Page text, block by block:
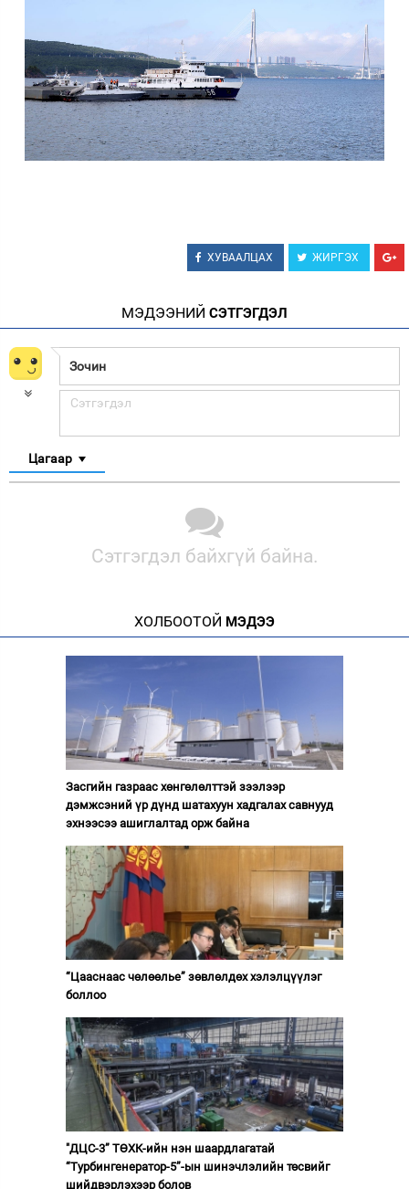
ХУВААЛЦАХ ЖИРГЭХ
МЭДЭЭНИЙ СЭТГЭГДЭЛ
Цагаар
Сэтгэгдэл байхгүй байна.
ХОЛБООТОЙ МЭДЭЭ
Засгийн газраас хөнгөлөлттэй зээлээр
дэмжсэний үр дүнд шатахуун хадгалах савнууд
эхнээсээ ашиглалтад орж байна
“Цааснаас чөлөөлье” зөвлөлдөх хэлэлцүүлэг
боллоо
"ДЦС-3” ТӨХК-ийн нэн шаардлагатай
“Турбингенератор-5”-ын шинэчлэлийн төсвийг
шийдвэрлэхээр болов